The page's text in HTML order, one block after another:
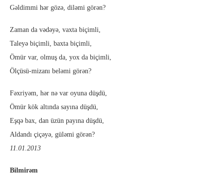
Gəldimmi hər gözə, diləmi görən?
Zaman da vədəyə, vaxta biçimli,
Taleyə biçimli, baxta biçimli,
Ömür var, olmuş da, yox da biçimli,
Ölçüsü-mizanı beləmi görən?
Fəxriyəm, hər nə var oyuna düşdü,
Ömür kök altında sayına düşdü,
Eşqə bax, dan üzün payına düşdü,
Aldandı çiçəyə, güləmi görən?
11.01.2013
Bilmirəm